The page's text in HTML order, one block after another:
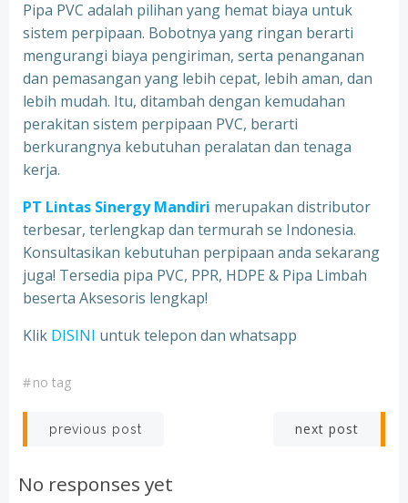
Pipa PVC adalah pilihan yang hemat biaya untuk
sistem perpipaan. Bobotnya yang ringan berarti
mengurangi biaya pengiriman, serta penanganan
dan pemasangan yang lebih cepat, lebih aman, dan
lebih mudah. Itu, ditambah dengan kemudahan
perakitan sistem perpipaan PVC, berarti
berkurangnya kebutuhan peralatan dan tenaga
kerja.
PT Lintas Sinergy Mandiri merupakan distributor
terbesar, terlengkap dan termurah se Indonesia.
Konsultasikan kebutuhan perpipaan anda sekarang
juga! Tersedia pipa PVC, PPR, HDPE & Pipa Limbah
beserta Aksesoris lengkap!
Klik DISINI untuk telepon dan whatsapp
#no tag
Post
navigation
previous post next post
No responses yet